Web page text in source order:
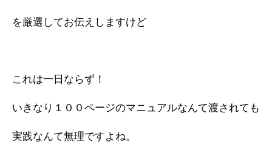
を厳選してお伝えしますけど
これは一日ならず！
いきなり１００ページのマニュアルなんて渡されても
実践なんて無理ですよね。